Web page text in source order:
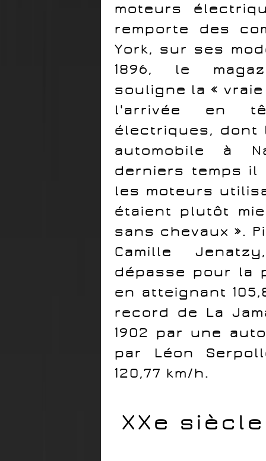
moteurs
remporte des
York, sur ses
1896, le
souligne la «
l'arrivée en
électriques, dont
automobile à
derniers temps il
les moteurs
étaient plutôt
sans chevaux ».
Camille
dépasse pour la
en atteignant
record de La
1902 par une
par Léon
120,77 km/h.
XXe siècle